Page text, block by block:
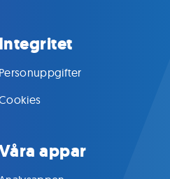
Integritet
Personuppgifter
appar